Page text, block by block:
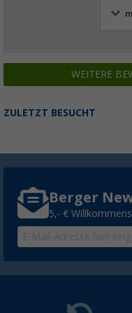
WEITERE
ZULETZT BESUCHT
Berger
5,- €